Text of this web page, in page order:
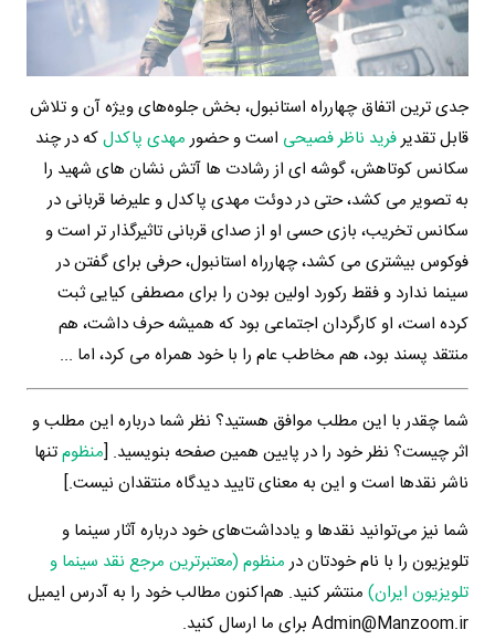
جدی ترین اتفاق چهارراه استانبول، بخش جلوه‌های ویژه آن و تلاش
قابل تقدیرفرید ناظر فصیحی است و حضور مهدی پاکدلکه در چند
سکانس کوتاهش، گوشه ای از رشادت ها آتش نشان های شهید را
به تصویر می کشد، حتی در دوئت مهدی پاکدل و علیرضا قربانی در
سکانس تخریب، بازی حسی او از صدای قربانی تاثیرگذار تر است و
فوکوس بیشتری می کشد، چهارراه استانبول، حرفی برای گفتن در
سینما ندارد و فقط رکورد اولین بودن را برای مصطفی کیایی ثبت
کرده است، او کارگردان اجتماعی بود که همیشه حرف داشت، هم
منتقد پسند بود، هم مخاطب عام را با خود همراه می کرد، اما ...
شما چقدر با این مطلب موافق هستید؟ نظر شما درباره این مطلب و
اثر چیست؟ نظر خود را در پایین همین صفحه بنویسید. [منظومتنها
ناشر نقدها است و این به معنای تایید دیدگاه منتقدان نیست.]
شما نیز می‌توانید نقدها و یادداشت‌های خود درباره آثار سینما و
تلویزیون را با نام خودتان در منظوم (معتبرترین مرجع نقد سینما و
تلویزیون ایران) منتشر کنید. هم‌اکنون مطالب خود را به آدرس ایمیل
Admin@Manzoom.ir برای ما ارسال کنید.